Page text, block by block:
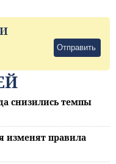
Отправить
снизились темпы
изменят правила